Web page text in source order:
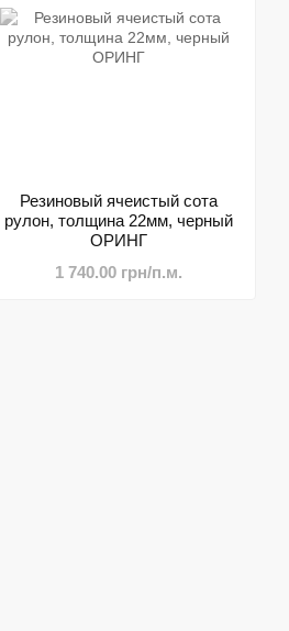
Резиновый ячеистый сота
рулон, толщина 22мм, черный
ОРИНГ
1 740.00 грн/п.м.